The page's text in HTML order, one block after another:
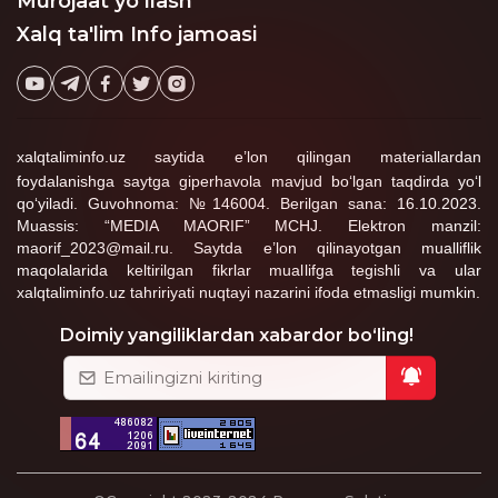
Xalq ta'lim Info jamoasi
xalqtaliminfo.uz saytida e’lon qilingan materiallardan
foydalanishga saytga giperhavola mavjud bo‘lgan taqdirda yo‘l
qo‘yiladi. Guvohnoma: №146004. Berilgan sana: 16.10.2023.
Muassis: “MEDIA MAORIF” MCHJ. Elektron manzil:
maorif_2023@mail.ru. Saytda e’lon qilinayotgan mualliflik
maqolalarida keltirilgan fikrlar muallifga tegishli va ular
xalqtaliminfo.uz tahririyati nuqtayi nazarini ifoda etmasligi mumkin.
Doimiy yangiliklardan xabardor bo‘ling!